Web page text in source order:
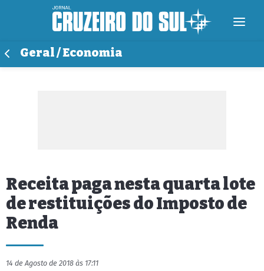
Geral / Economia
Receita paga nesta quarta lote
de restituições do Imposto de
Renda
14 de Agosto de 2018 às 17:11